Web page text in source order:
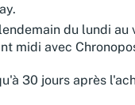
du lundi
midi avec
30 jours après